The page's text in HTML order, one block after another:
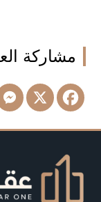
مشاركة